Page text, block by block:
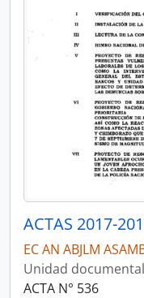
ACTAS 2017-
EC AN ABJLM
Unidad
ACTA N° 536